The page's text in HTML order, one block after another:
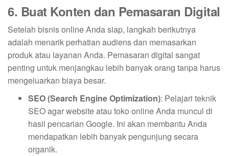
6. Buat Konten dan Pemasaran Digital
Setelah bisnis online Anda siap, langkah berikutnya
adalah menarik perhatian audiens dan memasarkan
produk atau layanan Anda. Pemasaran digital sangat
penting untuk menjangkau lebih banyak orang tanpa harus
mengeluarkan biaya besar.
SEO (Search Engine Optimization): Pelajari teknik
SEO agar website atau toko online Anda muncul di
hasil pencarian Google. Ini akan membantu Anda
mendapatkan lebih banyak pengunjung secara
organik.